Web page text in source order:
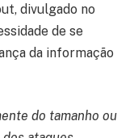
divulgado no
de se
da informação
do tamanho ou